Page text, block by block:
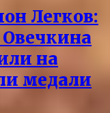
Легков:
на
медали